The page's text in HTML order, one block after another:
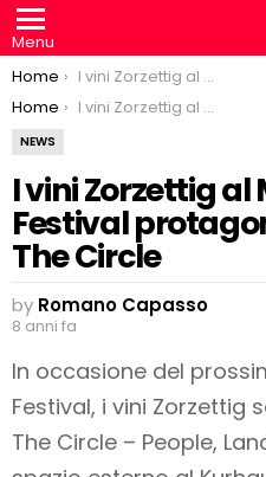
Menu
You are here:
Home
I vini Zorzettig al Merano Wine Festival protagonisti allo spazio The Circle
You are here:
Home I vini Zorzettig al Merano Wine Festival protagonisti allo spazio The Circle
NEWS
I vini Zorzettig al
Festival
The Circle
by Romano Capasso
8 anni fa
In occasione del
Festival, i vini Zorzettig
The Circle – People,